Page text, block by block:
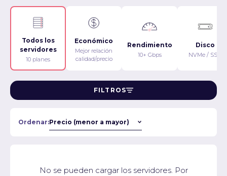
Todos los
servidores
10 planes
Económico
Mejor relación
calidad/precio
Rendimiento
10+ Gbps
Disco
NVMe / SSD
FILTROS
Ordenar:
No se pueden cargar los servidores. Por